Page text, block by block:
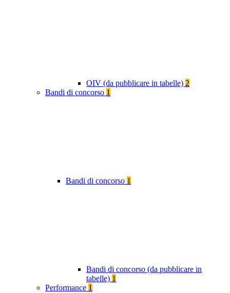
OIV (da pubblicare in tabelle) 2
Bandi di concorso 1
Bandi di concorso 1
Bandi di concorso (da pubblicare in
tabelle) 1
Performance 1